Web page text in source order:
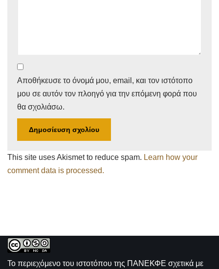
Αποθήκευσε το όνομά μου, email, και τον ιστότοπο
μου σε αυτόν τον πλοηγό για την επόμενη φορά που
θα σχολιάσω.
This site uses Akismet to reduce spam. Learn how your
comment data is processed.
Το περιεχόμενο του ιστοτόπου της ΠΑΝΕΚΦΕ σχετικά με